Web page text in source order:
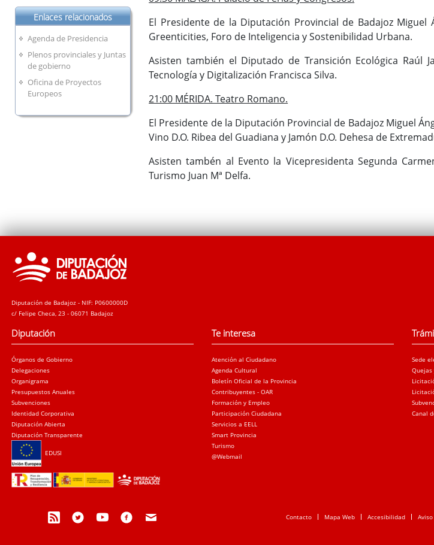
Enlaces relacionados
Agenda de Presidencia
Plenos provinciales y Juntas
de gobierno
Oficina de Proyectos
Europeos
El Presidente de la Diputación Provincial de Badajoz Miguel
Greenticities, Foro de Inteligencia y Sostenibilidad Urbana.
Asisten también el Diputado de Transición Ecológica Raúl
Tecnología y Digitalización Francisca Silva.
21:00 MÉRIDA. Teatro Romano.
El Presidente de la Diputación Provincial de Badajoz Miguel
Vino D.O. Ribea del Guadiana y Jamón D.O. Dehesa de
Asisten tambén al Evento la Vicepresidenta Segunda
Turismo Juan Mª Delfa.
Diputación de Badajoz - NIF: P0600000D
c/ Felipe Checa, 23 - 06071 Badajoz
Diputación
Órganos de Gobierno
Delegaciones
Organigrama
Presupuestos Anuales
Subvenciones
Identidad Corporativa
Diputación Abierta
Diputación Transparente
EDUSI
Te interesa
Atención al Ciudadano
Agenda Cultural
Boletín Oficial de la Provincia
Contribuyentes - OAR
Formación y Empleo
Participación Ciudadana
Servicios a EELL
Smart Provincia
Turismo
@Webmail
Sede
Quejas
Canal
Contacto Mapa Web Accesibilidad